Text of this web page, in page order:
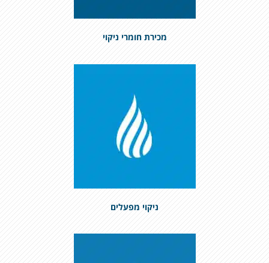
מכירת חומרי ניקוי
ניקוי מפעלים